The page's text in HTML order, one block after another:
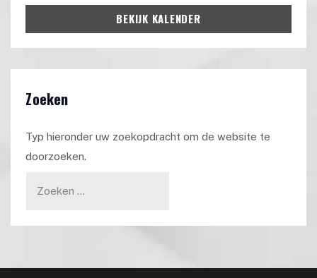
BEKIJK KALENDER
Zoeken
Typ hieronder uw zoekopdracht om de website te
doorzoeken.